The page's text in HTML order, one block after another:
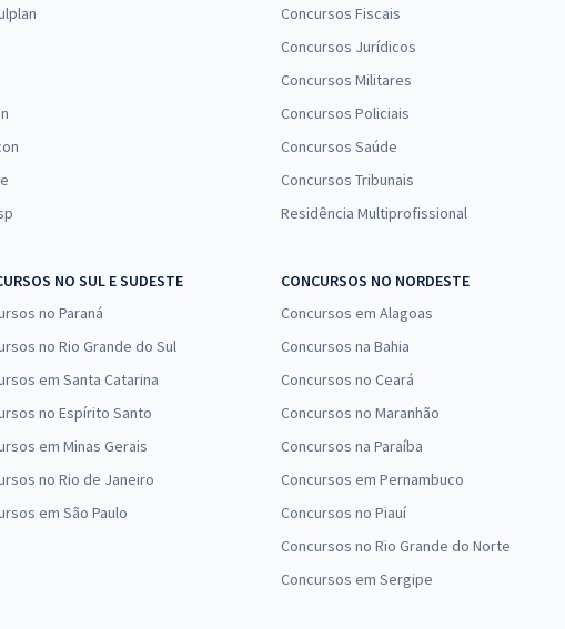
Concursos Fiscais
Concursos Jurídicos
Concursos Militares
Concursos Policiais
Concursos Saúde
Concursos Tribunais
Residência Multiprofissional
NO SUL E SUDESTE
no Paraná
no Rio Grande do Sul
em Santa Catarina
no Espírito Santo
em Minas Gerais
no Rio de Janeiro
em São Paulo
CONCURSOS NO NORDESTE
Concursos em Alagoas
Concursos na Bahia
Concursos no Ceará
Concursos no Maranhão
Concursos na Paraíba
Concursos em Pernambuco
Concursos no Piauí
Concursos no Rio Grande do Norte
Concursos em Sergipe